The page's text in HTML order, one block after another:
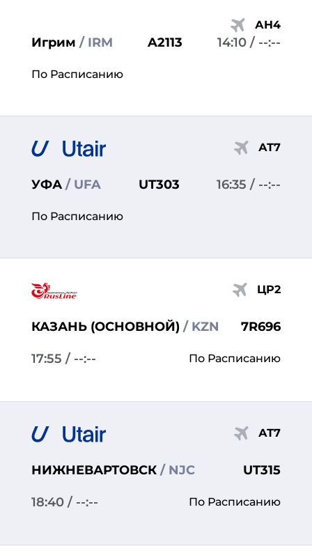
A2113
Игрим / IRM 14:10 / --:--
АН4
По Расписанию
UT303
УФА / UFA 16:35 / --:--
АТ7
По Расписанию
7R696
КАЗАНЬ (ОСНОВНОЙ) / KZN
17:55 / --:--
ЦР2
По Расписанию
UT315
НИЖНЕВАРТОВСК / NJC
18:40 / --:--
АТ7
По Расписанию